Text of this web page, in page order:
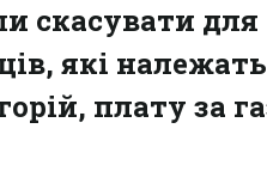
скасувати для
які
плату за